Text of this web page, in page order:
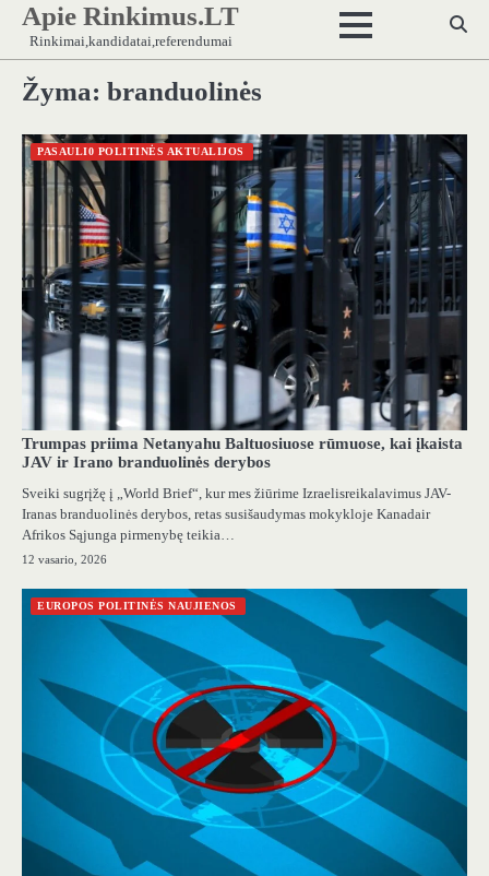
Skip
content
Apie Rinkimus.LT
Rinkimai,kandidatai,referendumai
Žyma: branduolinės
PASAULI0 POLITINĖS AKTUALIJOS
Trumpas priima Netanyahu Baltuosiuose rūmuose, kai įkaista
JAV ir Irano branduolinės derybos
Sveiki sugrįžę į „World Brief“, kur mes žiūrime Izraelisreikalavimus JAV-
Iranas branduolinės derybos, retas susišaudymas mokykloje Kanadair
Afrikos Sąjunga pirmenybę teikia…
12 vasario, 2026
EUROPOS POLITINĖS NAUJIENOS